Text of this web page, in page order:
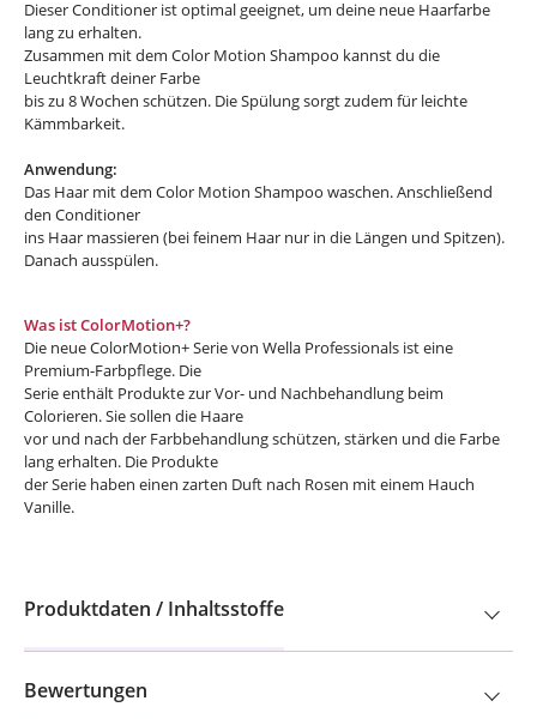
Dieser Conditioner ist optimal geeignet, um deine neue Haarfarbe
lang zu erhalten.
Zusammen mit dem Color Motion Shampoo kannst du die
Leuchtkraft deiner Farbe
bis zu 8 Wochen schützen. Die Spülung sorgt zudem für leichte
Kämmbarkeit.
Anwendung:
Das Haar mit dem Color Motion Shampoo waschen. Anschließend
den Conditioner
ins Haar massieren (bei feinem Haar nur in die Längen und Spitzen).
Danach ausspülen.
Was ist ColorMotion+?
Die neue ColorMotion+ Serie von Wella Professionals ist eine
Premium-Farbpflege. Die
Serie enthält Produkte zur Vor- und Nachbehandlung beim
Colorieren. Sie sollen die Haare
vor und nach der Farbbehandlung schützen, stärken und die Farbe
lang erhalten. Die Produkte
der Serie haben einen zarten Duft nach Rosen mit einem Hauch
Vanille.
Produktdaten / Inhaltsstoffe
Bewertungen